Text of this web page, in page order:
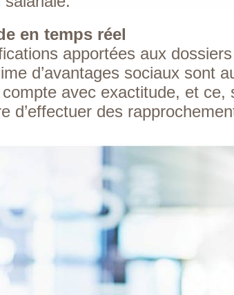
en temps réel
apportées aux
d’avantages sociaux sont
avec exactitude, et ce,
d’effectuer des